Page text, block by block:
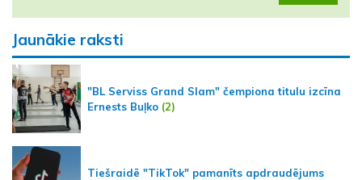
Jaunākie raksti
"BL Serviss Grand Slam" čempiona titulu izcīna
Ernests Buļko (2)
Tiešraidē "TikTok" pamanīts apdraudējums